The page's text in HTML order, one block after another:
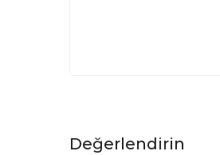
Değerlendirin